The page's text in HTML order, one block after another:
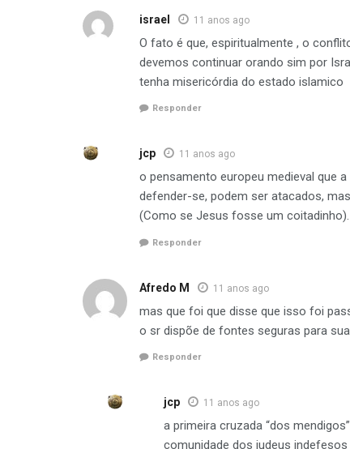
israel 11 anos ago
O fato é que, espiritualmente , o
devemos continuar orando sim por
tenha misericórdia do estado islamico
Responder
jcp 11 anos ago
o pensamento europeu medieval que
defender-se, podem ser atacados,
(Como se Jesus fosse um coitadinho).
Responder
Afredo M 11 anos ago
mas que foi que disse que isso foi
o sr dispõe de fontes seguras para
Responder
jcp 11 anos ago
a primeira cruzada “dos
comunidade dos judeus